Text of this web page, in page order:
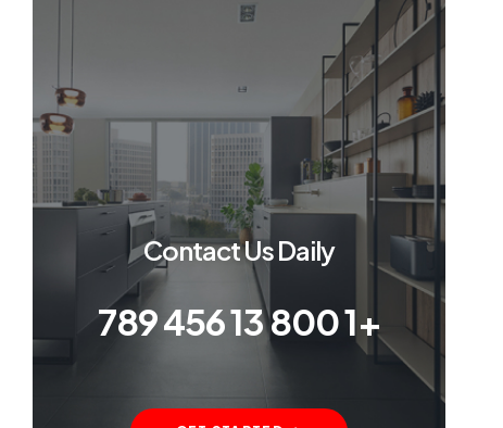
Contact Us Daily
+1 800 13 456 789